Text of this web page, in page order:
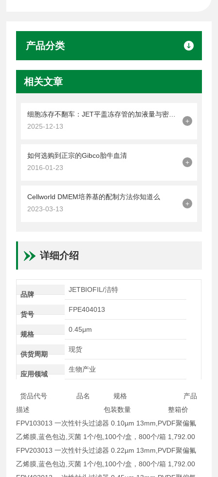
产品分类
相关文章
2025-12-13
+
如何选购到正宗的Gibco胎牛血清
2016-01-23
+
Cellworld DMEM培养基的配制方法你知道么
2023-03-13
+
详细介绍
品牌
JETBIOFIL/洁特
货号
FPE404013
规格
0.45μm
供货周期
现货
应用领域
生物产业
货品代号 品名 规格 产品
描述 包装数量 整箱价
FPV103013 一次性针头过滤器 0.10µm 13mm,PVDF聚偏氟
乙烯膜,蓝色包边,灭菌 1个/包,100个/盒，800个/箱 1,792.00
FPV203013 一次性针头过滤器 0.22µm 13mm,PVDF聚偏氟
乙烯膜,蓝色包边,灭菌 1个/包,100个/盒，800个/箱 1,792.00